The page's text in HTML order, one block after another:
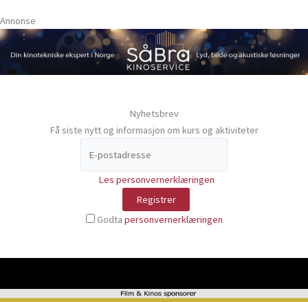
Annonse
Nyhetsbrev
Få siste nytt og informasjon om kurs og aktiviteter
Les personvernerklæringen
Godta personvernerklæringen